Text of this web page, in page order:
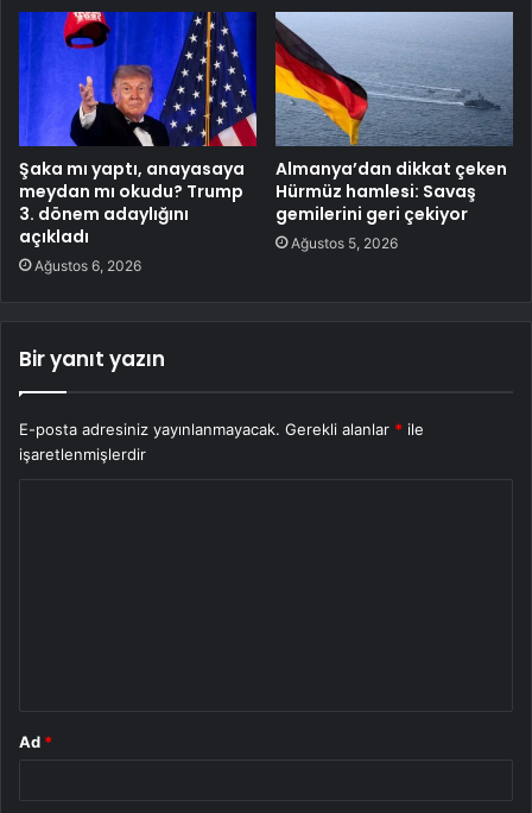
Şaka mı yaptı, anayasaya
meydan mı okudu? Trump
3. dönem adaylığını
açıkladı
Ağustos 6, 2026
Almanya’dan dikkat çeken
Hürmüz hamlesi: Savaş
gemilerini geri çekiyor
Ağustos 5, 2026
Bir yanıt yazın
E-posta adresiniz yayınlanmayacak. Gerekli alanlar * ile
işaretlenmişlerdir
Ad *